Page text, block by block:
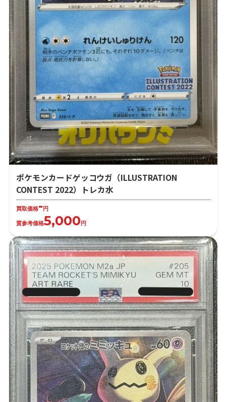
ポケモンカードゲッコウガ（ILLUSTRATION
CONTEST 2022）トレカ水
買取価格-円
質参考価格5,000円